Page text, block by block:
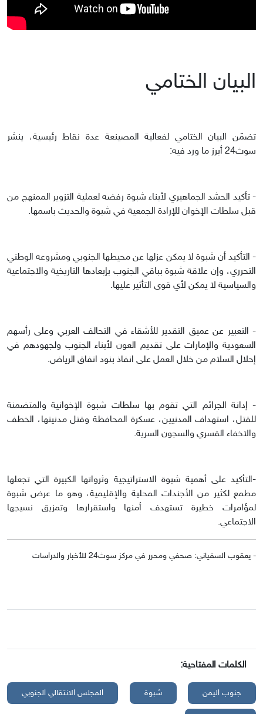
البيان الختامي
تضمّن البيان الختامي لفعالية المصينعة عدة نقاط رئيسية، ينشر
سوث24 أبرز ما ورد فيه:
- تأكيد الحشد الجماهيري لأبناء شبوة رفضه لعملية التزوير الممنهج من
قبل سلطات الإخوان للإرادة الجمعية في شبوة والحديث باسمها.
- التأكيد أن شبوة لا يمكن عزلها عن محيطها الجنوبي ومشروعه الوطني
التحرري، وإن علاقة شبوة بباقي الجنوب بإبعادها التاريخية والاجتماعية
والسياسية لا يمكن لأي قوى التأثير عليها.
- التعبير عن عميق التقدير للأشقاء في التحالف العربي وعلى رأسهم
السعودية والإمارات على تقديم العون لأبناء الجنوب ولجهودهم في
إحلال السلام من خلال العمل على انفاذ بنود اتفاق الرياض.
- إدانة الجرائم التي تقوم بها سلطات شبوة الإخوانية والمتضمنة
للقتل، استهداف المدنيين، عسكرة المحافظة وقتل مدنيتها، الخطف
والاخفاء القسري والسجون السرية.
-التأكيد على أهمية شبوة الاستراتيجية وثرواتها الكبيرة التي تجعلها
مطمع لكثير من الأجندات المحلية والإقليمية، وهو ما عرض شبوة
لمؤامرات خطيرة تستهدف أمنها واستقرارها وتمزيق نسيجها
الاجتماعي.
- يعقوب السفياني: صحفي ومحرر في مركز سوث24 للأخبار والدراسات
الكلمات المفتاحية:
جنوب اليمن شبوة المجلس الانتقالي الجنوبي